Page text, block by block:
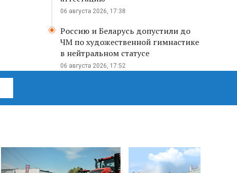
06 августа 2026, 17:38
Россию и Беларусь допустили до
ЧМ по художественной гимнастике
в нейтральном статусе
06 августа 2026, 17:52